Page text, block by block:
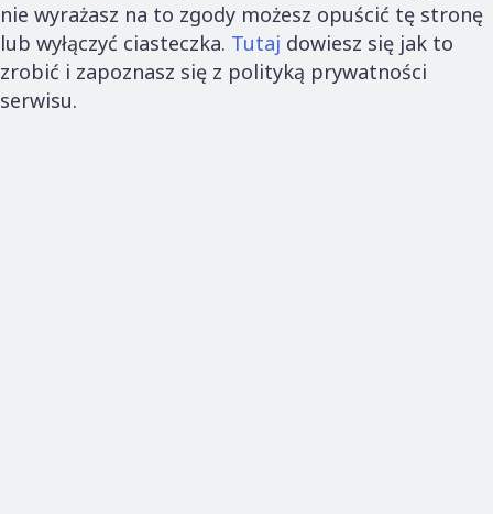
nie wyrażasz na to zgody możesz opuścić tę stronę
lub wyłączyć ciasteczka. Tutaj dowiesz się jak to
zrobić i zapoznasz się z polityką prywatności
serwisu.